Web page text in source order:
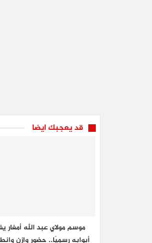
قد يعجبك ايضا
موسم مولاي عبد الله أمغار
أبوابه رسميًا.. حضور وازن